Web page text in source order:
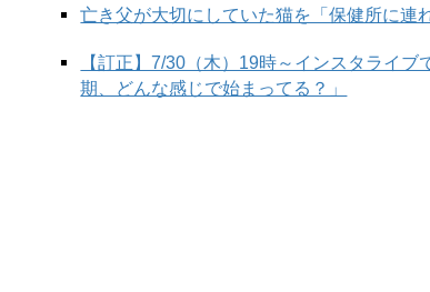
正解は
↓
亡き父が大切にしていた猫を「保健所に
【訂正】7/30（木）19時～インスタライ
期、どんな感じで始まってる？」